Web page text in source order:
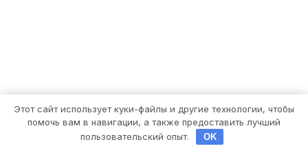
Этот сайт использует куки-файлы и другие технологии, чтобы
помочь вам в навигации, а также предоставить лучший
пользовательский опыт.
OK